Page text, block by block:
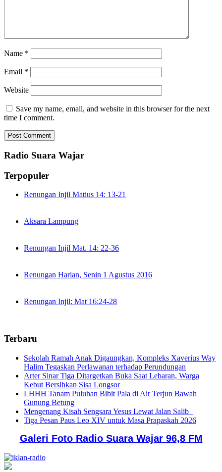
Name *
Email *
Website
Save my name, email, and website in this browser for the next
time I comment.
Radio Suara Wajar
Terpopuler
Renungan Injil Matius 14: 13-21
Aksara Lampung
Renungan Injil Mat. 14: 22-36
Renungan Harian, Senin 1 Agustus 2016
Renungan Injil: Mat 16:24-28
Terbaru
Sekolah Ramah Anak Digaungkan, Kompleks Xaverius Way
Halim Tegaskan Perlawanan terhadap Perundungan
Arter Sinar Tiga Ditargetkan Buka Saat Lebaran, Warga
Kebut Bersihkan Sisa Longsor
LHHH Tanam Puluhan Bibit Pala di Air Terjun Bawah
Gunung Betung
Mengenang Kisah Sengsara Yesus Lewat Jalan Salib
Tiga Pesan Paus Leo XIV untuk Masa Prapaskah 2026
Galeri Foto Radio Suara Wajar 96,8 FM